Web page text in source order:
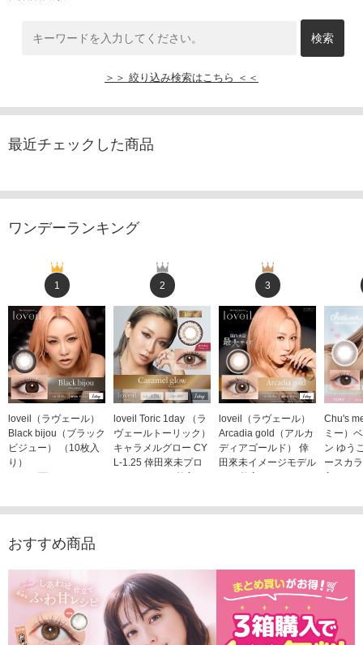
＞＞ 絞り込み検索はこちら ＜＜
最近チェックした商品
ワンデーランキング
1
loveil（ラヴェール）
Black bijou（ブラック
ビジュー） （10枚入
り）
2
loveil Toric 1day （ラ
ヴェールトーリック）
キャラメルグロー CY
L-1.25 倖田來未プロ
1,760円(税込)
3
loveil（ラヴェール）
Arcadia gold（アルカ
ディアゴールド） 倖
田來未イメージモデル
Chu's
ミー）
ン ゆう
ースカ
おすすめ商品